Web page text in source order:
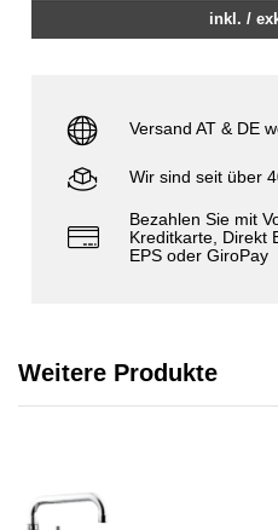
inkl. /
Versand AT & DE
Wir sind seit über
Bezahlen Sie mit
Kreditkarte, Direkt
EPS oder GiroPay
Weitere Produkte